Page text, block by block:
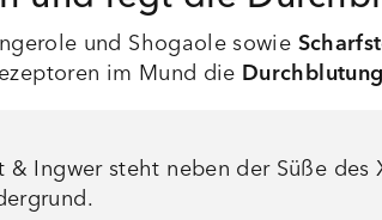
und Shogaole sowie
im Mund die
Ingwer steht neben der Süße